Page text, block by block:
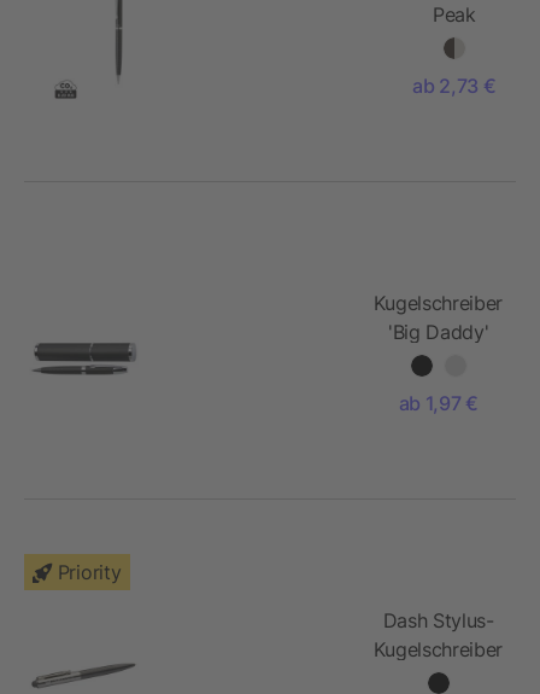
Peak
Deluxe
ab 2,73 €
Kugelschreiber
'Big Daddy'
aus Metall
ab 1,97 €
Priority
Dash Stylus-
Kugelschreiber